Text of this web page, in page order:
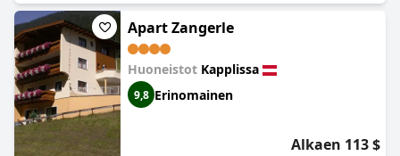
Apart Zangerle
Huoneistot Kapplissa
9,8 Erinomainen
Alkaen 113 $